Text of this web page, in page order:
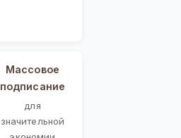
Массовое
подписание
для
значительной